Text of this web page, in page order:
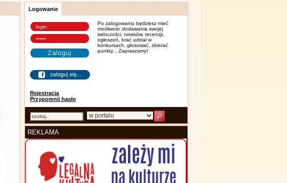
Logowanie
Rejestracja
Przypomnij hasło
Po zalogowaniu będziesz mieć
możliwośc dodawania swojej
twórczości, newsów, recenzji,
ogłoszeń, brać udział w
konkursach, głosować, zbierać
punkty... Zapraszamy!
REKLAMA